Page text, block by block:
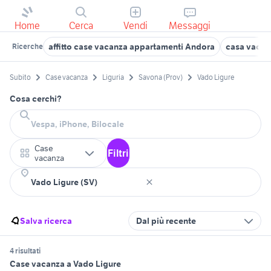
Home Cerca Vendi Messaggi
Ricerche affitto case vacanza appartamenti Andora casa
Subito Case vacanza Liguria Savona (Prov) Vado Ligure
Cosa cerchi?
Case
vacanza
Filtri
Salva ricerca Dal più recente
4 risultati
Case vacanza a Vado Ligure